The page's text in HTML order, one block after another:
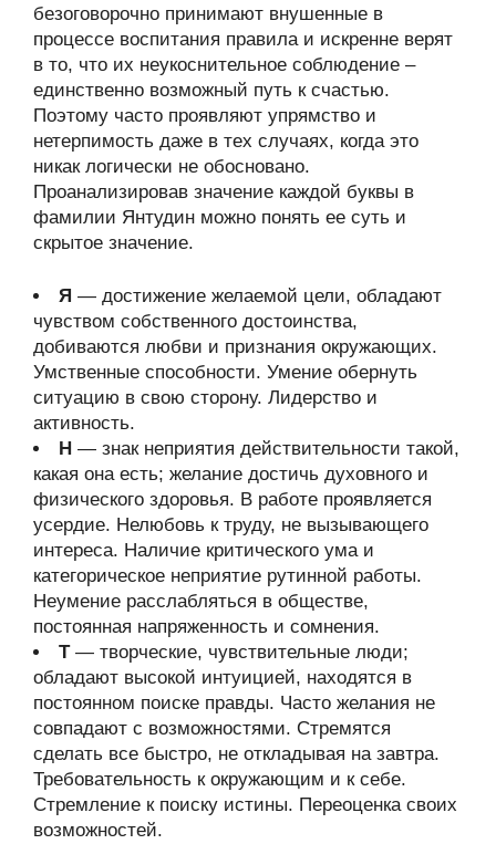
безоговорочно принимают внушенные в
процессе воспитания правила и искренне верят
в то, что их неукоснительное соблюдение –
единственно возможный путь к счастью.
Поэтому часто проявляют упрямство и
нетерпимость даже в тех случаях, когда это
никак логически не обосновано.
Проанализировав значение каждой буквы в
фамилии Янтудин можно понять ее суть и
скрытое значение.
Я — достижение желаемой цели, обладают
чувством собственного достоинства,
добиваются любви и признания окружающих.
Умственные способности. Умение обернуть
ситуацию в свою сторону. Лидерство и
активность.
Н — знак неприятия действительности такой,
какая она есть; желание достичь духовного и
физического здоровья. В работе проявляется
усердие. Нелюбовь к труду, не вызывающего
интереса. Наличие критического ума и
категорическое неприятие рутинной работы.
Неумение расслабляться в обществе,
постоянная напряженность и сомнения.
Т— творческие, чувствительные люди;
обладают высокой интуицией, находятся в
постоянном поиске правды. Часто желания не
совпадают с возможностями. Стремятся
сделать все быстро, не откладывая на завтра.
Требовательность к окружающим и к себе.
Стремление к поиску истины. Переоценка своих
возможностей.